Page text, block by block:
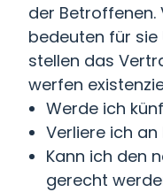
der Betroffenen.
bedeuten für sie
stellen das
werfen
Werde ich
Verliere ich an
Kann ich den
gerecht